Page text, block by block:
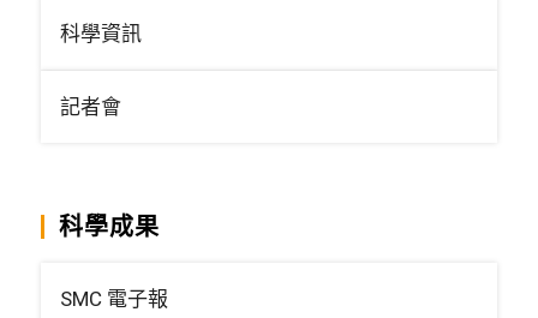
科學資訊
記者會
科學成果
SMC 電子報